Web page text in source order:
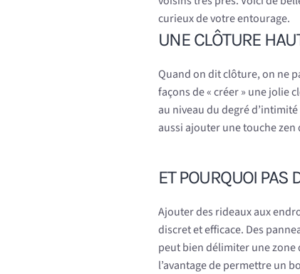
curieux de votre entourage.
UNE CLÔTURE
Quand on dit clôture, on ne
façons de « créer » une jolie
au niveau du degré
aussi ajouter une touche
ET POURQUOI PAS
Ajouter des rideaux aux
discret et efficace. Des
peut bien délimiter une zone
l’avantage de permettre un